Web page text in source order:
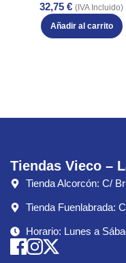
32,75 € (IVA Incluido)
Añadir al carrito
Tiendas Vieco –
Tienda Alcorcón: C/
Tienda Fuenlabrada:
Horario: Lunes a